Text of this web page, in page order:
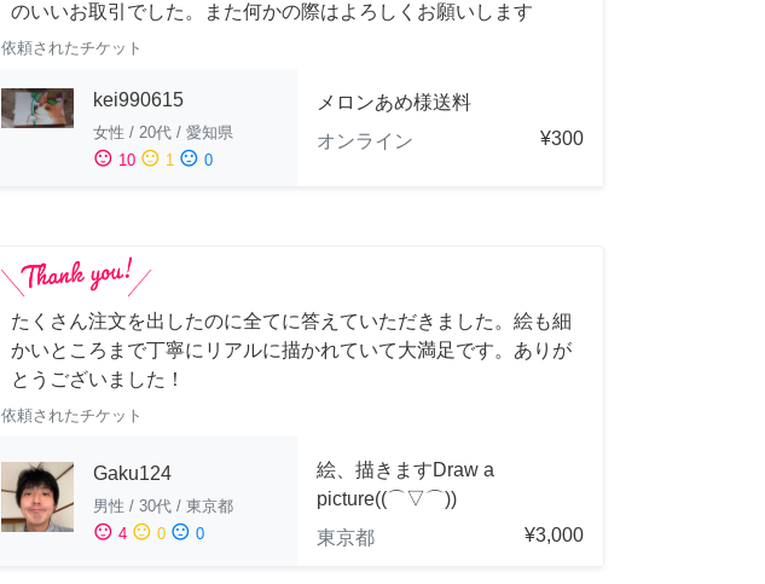
のいいお取引でした。また何かの際はよろしくお願いします
依頼されたチケット
kei990615
女性 / 20代 / 愛知県
sentiment_satisfied 10 sentiment_neutral 1 sentiment_dissatisfied 0
メロンあめ様送料
オンライン
¥300
たくさん注文を出したのに全てに答えていただきました。絵も細
かいところまで丁寧にリアルに描かれていて大満足です。ありが
とうございました！
依頼されたチケット
Gaku124
男性 / 30代 / 東京都
sentiment_satisfied 4 sentiment_neutral 0 sentiment_dissatisfied 0
絵、描きますDraw a
picture((⌒▽⌒))
東京都
¥3,000